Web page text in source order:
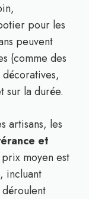
pour les
peuvent
(comme des
sur la durée.
artisans, les
et
moyen est
incluant